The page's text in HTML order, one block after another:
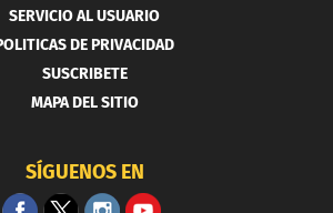
SERVICIO AL USUARIO
DE PRIVACIDAD
SUSCRIBETE
MAPA DEL SITIO
SÍGUENOS EN